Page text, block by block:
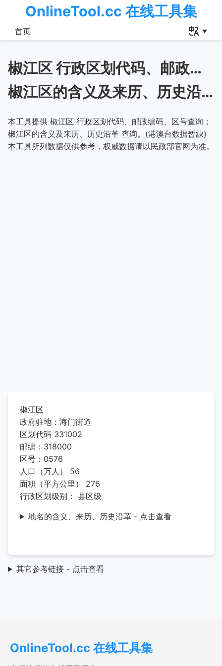
OnlineTool.cc 在线工具集
首页
椒江区 行政区划代码、邮政编码、区号查询
椒江区的含义及来历、历史沿革
本工具提供 椒江区 行政区划代码、邮政编码、区号查询；
椒江区的含义及来历、历史沿革 查询。(港澳台数据暂缺)
本工具所列数据仅供参考，权威数据请以民政部官网为准。
椒江区
政府驻地：海门街道
区划代码 331002
邮编：318000
区号：0576
人口（万人） 56
面积（平方公里） 276
行政区划级别： 县区级
地名的含义、来历、历史沿革 - 点击查看
其它参考链接 - 点击查看
OnlineTool.cc 在线工具集